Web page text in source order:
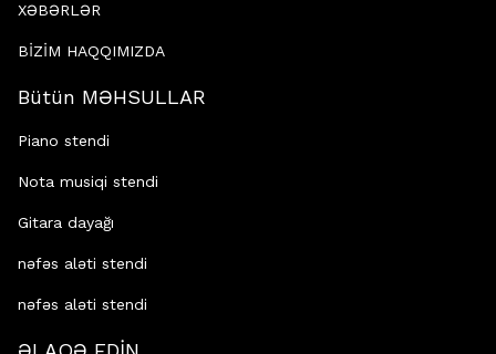
XƏBƏRLƏR
BİZİM HAQQIMIZDA
Bütün MƏHSULLAR
Piano stendi
Nota musiqi stendi
Gitara dayağı
nəfəs aləti stendi
nəfəs aləti stendi